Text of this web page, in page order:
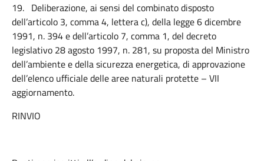
19. Deliberazione, ai sensi del combinato disposto
dell’articolo 3, comma 4, lettera c), della legge 6 dicembre
1991, n. 394 e dell’articolo 7, comma 1, del decreto
legislativo 28 agosto 1997, n. 281, su proposta del Ministro
dell’ambiente e della sicurezza energetica, di approvazione
dell’elenco ufficiale delle aree naturali protette – VII
aggiornamento.
RINVIO